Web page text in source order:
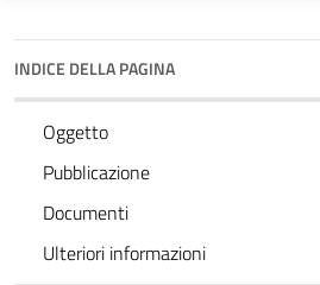
INDICE DELLA PAGINA
Oggetto
Pubblicazione
Documenti
Ulteriori informazioni